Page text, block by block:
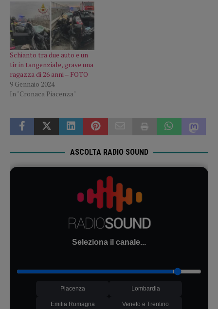
Schianto tra due auto e un
tir in tangenziale, grave una
ragazza di 26 anni – FOTO
9 Gennaio 2024
In "Cronaca Piacenza"
ASCOLTA RADIO SOUND
Seleziona il canale...
Piacenza Lombardia
Emilia Romagna Veneto e Trentino